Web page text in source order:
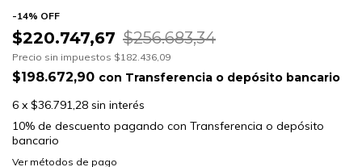
-14% OFF
$220.747,67 $256.683,34
Precio sin impuestos $182.436,09
$198.672,90 con Transferencia o depósito bancario
6 x $36.791,28 sin interés
10% de descuento pagando con Transferencia o depósito
bancario
Ver más detalles